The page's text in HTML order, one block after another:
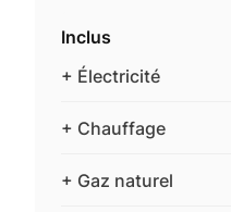
Inclus
+ Électricité
+ Chauffage
+ Gaz naturel